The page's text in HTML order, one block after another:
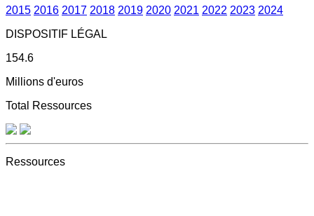
2015 2016 2017 2018 2019 2020 2021 2022 2023 2024
DISPOSITIF LÉGAL
154.6
Millions d'euros
Total Ressources
Ressources